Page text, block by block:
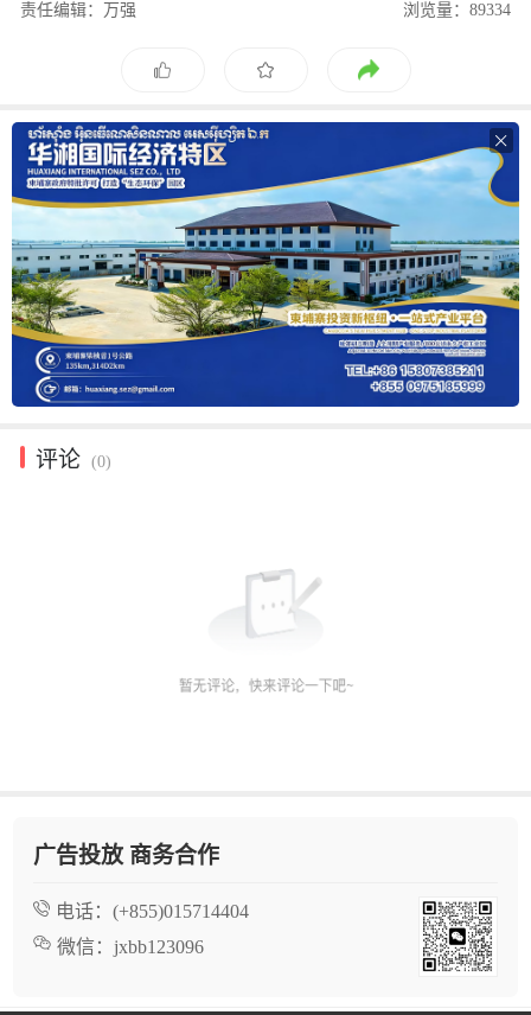
责任编辑：万强 浏览量：89334

评论 (0)
广告投放 商务合作
电话： (+855)015714404
微信： jxbb123096